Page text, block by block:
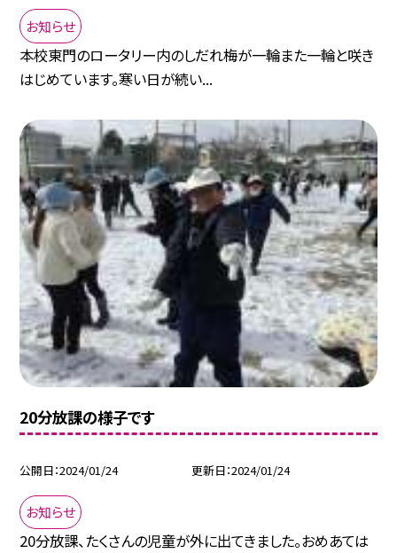
お知らせ
本校東門のロータリー内のしだれ梅が一輪また一輪と咲き
はじめています。寒い日が続い...
20分放課の様子です
公開日 2024/01/24 更新日 2024/01/24
お知らせ
20分放課、たくさんの児童が外に出てきました。おめあては